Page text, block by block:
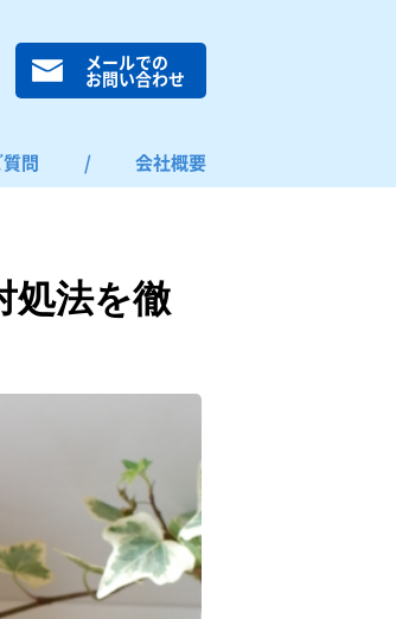
メールでの
お問い合わせ
問 / 会社概要
処法を徹